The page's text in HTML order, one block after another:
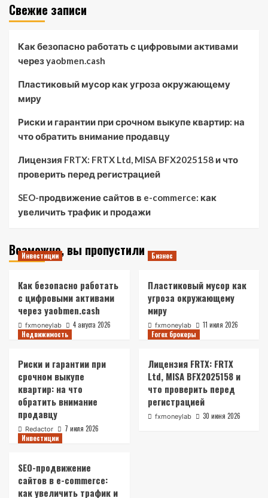
Свежие записи
Как безопасно работать с цифровыми активами
через yaobmen.cash
Пластиковый мусор как угроза окружающему
миру
Риски и гарантии при срочном выкупе квартир: на
что обратить внимание продавцу
Лицензия FRTX: FRTX Ltd, MISA BFX2025158 и что
проверить перед регистрацией
SEO-продвижение сайтов в e-commerce: как
увеличить трафик и продажи
Возможно, вы пропустили
Инвестиции
Как безопасно работать
с цифровыми активами
через yaobmen.cash
fxmoneylab 4 августа 2026
Бизнес
Пластиковый мусор как
угроза окружающему
миру
fxmoneylab
11 июля 2026
Недвижимость
Риски и гарантии при
срочном выкупе
квартир: на что
обратить внимание
продавцу
Redactor 7 июля 2026
Forex брокеры
Лицензия FRTX: FRTX
Ltd, MISA BFX2025158 и
что проверить перед
регистрацией
fxmoneylab 30 июня 2026
Инвестиции
SEO-продвижение
сайтов в e-commerce:
как увеличить трафик и